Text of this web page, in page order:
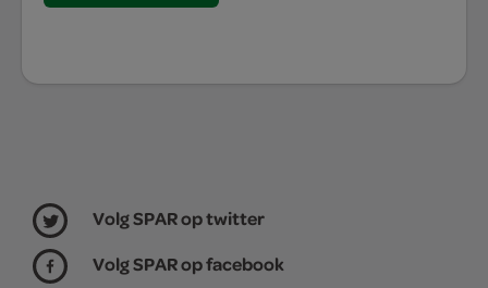
Volg SPAR op twitter
Volg SPAR op facebook